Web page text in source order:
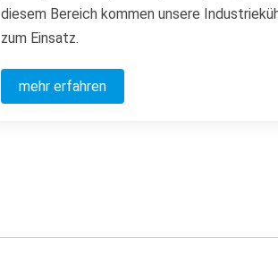
diesem Bereich kommen unsere
zum Einsatz.
mehr erfahren